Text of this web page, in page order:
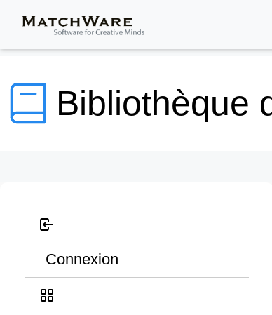
Bibliothèque
Connexion